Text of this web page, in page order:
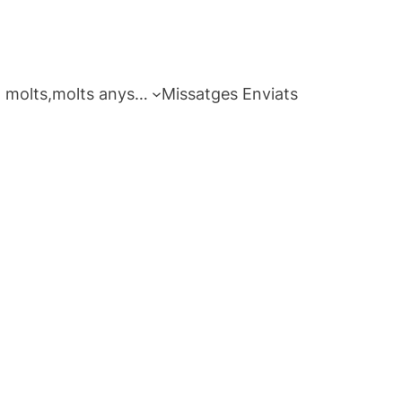
molts,molts anys… Missatges Enviats